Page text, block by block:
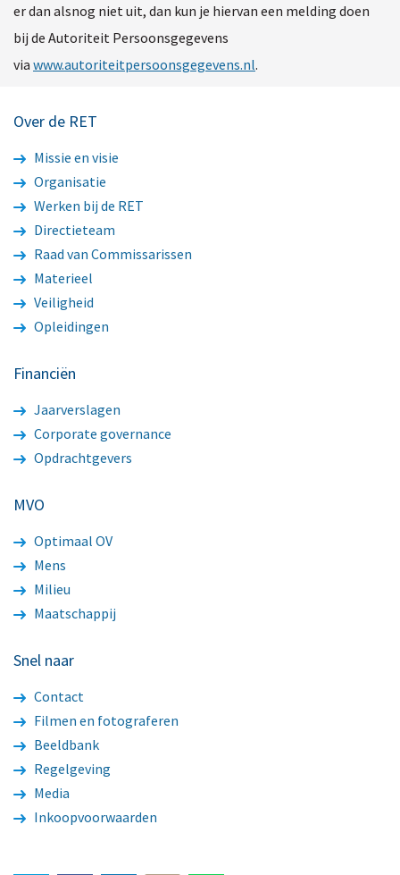
er dan alsnog niet uit, dan kun je hiervan een melding doen
bij de Autoriteit Persoonsgegevens
via www.autoriteitpersoonsgegevens.nl.
Over de RET
Missie en visie
Organisatie
Werken bij de RET
Directieteam
Raad van Commissarissen
Materieel
Veiligheid
Opleidingen
Financiën
Jaarverslagen
Corporate governance
Opdrachtgevers
MVO
Optimaal OV
Mens
Milieu
Maatschappij
Snel naar
Contact
Filmen en fotograferen
Beeldbank
Regelgeving
Media
Inkoopvoorwaarden